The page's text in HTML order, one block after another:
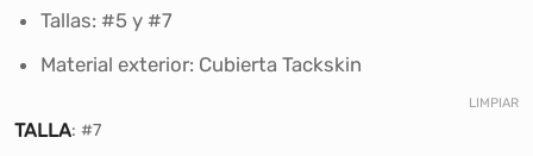
S/139.00
Tallas: #5 y #7
Material exterior: Cubierta Tackskin
TALLA: #7
LIMPIAR